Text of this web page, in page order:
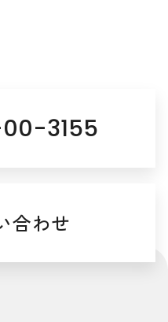
3155
合わせ